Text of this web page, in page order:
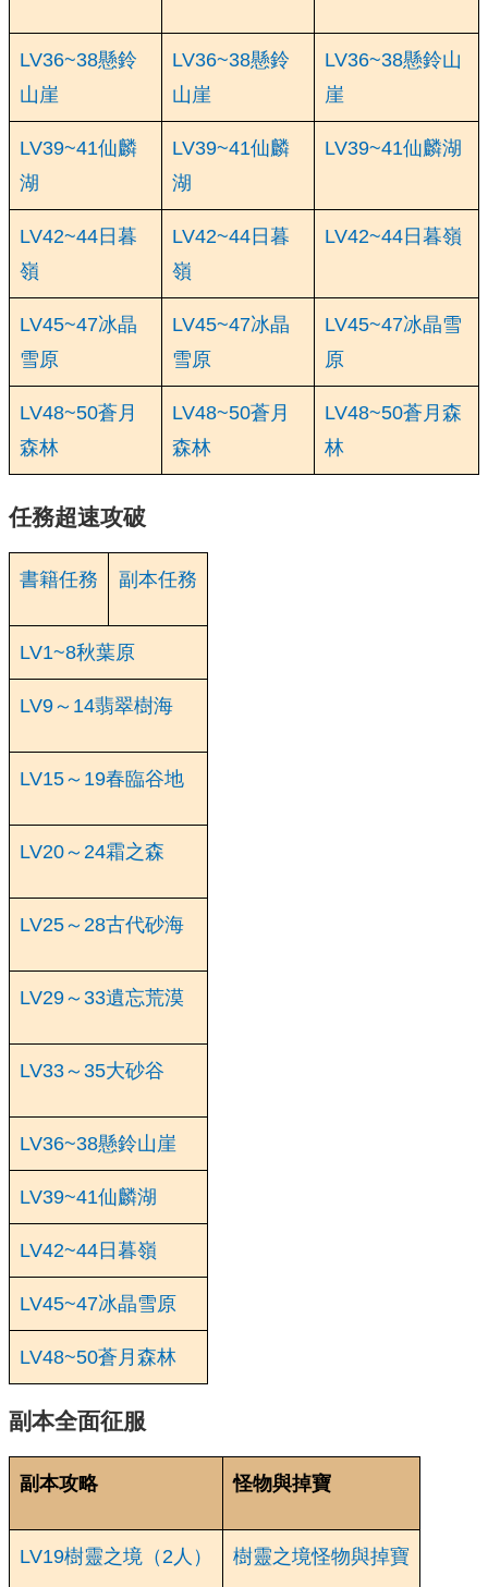
LV36~38懸鈴
山崖
LV36~38懸鈴
山崖
LV36~38懸鈴山
崖
LV39~41仙麟
湖
LV39~41仙麟
湖
LV39~41仙麟湖
LV42~44日暮
嶺
LV42~44日暮
嶺
LV42~44日暮嶺
LV45~47冰晶
雪原
LV45~47冰晶
雪原
LV45~47冰晶雪
原
LV48~50蒼月
森林
LV48~50蒼月
森林
LV48~50蒼月森
林
任務超速攻破
書籍任務 副本任務
LV1~8秋葉原
LV9～14翡翠樹海
LV15～19春臨谷地
LV20～24霜之森
LV25～28古代砂海
LV29～33遺忘荒漠
LV33～35大砂谷
LV36~38懸鈴山崖
LV39~41仙麟湖
LV42~44日暮嶺
LV45~47冰晶雪原
LV48~50蒼月森林
副本全面征服
副本攻略 怪物與掉寶
LV19樹靈之境（2人） 樹靈之境怪物與掉寶